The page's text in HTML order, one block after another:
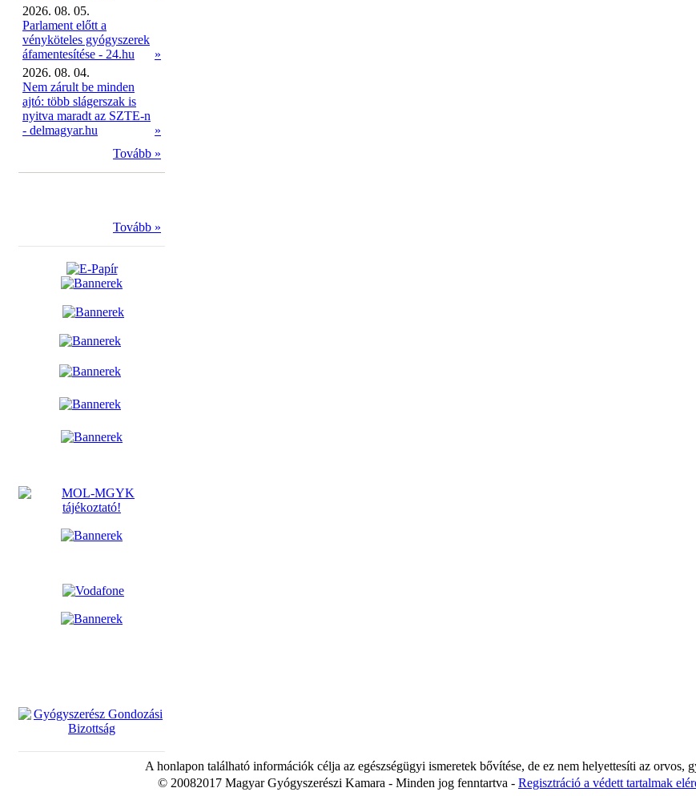
2026. 08. 05.
Parlament előtt a
vényköteles gyógyszerek
áfamentesítése - 24.hu
»
2026. 08. 04.
Nem zárult be minden
ajtó: több slágerszak is
nyitva maradt az SZTE-n
- delmagyar.hu
»
Tovább »
Tovább »
A honlapon található információk célja az egészségügyi ismeretek bővítése, de ez nem helyettesíti az orvos,
© 20082017 Magyar Gyógyszerészi Kamara - Minden jog fenntartva - Regisztráció a védett tartalmak